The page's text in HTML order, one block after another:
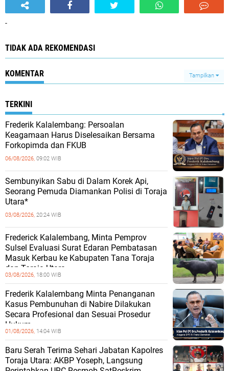
-
TIDAK ADA REKOMENDASI
KOMENTAR Tampilkan
TERKINI
Frederik Kalalembang: Persoalan
Keagamaan Harus Diselesaikan Bersama
Forkopimda dan FKUB
06/08/2026, 09:02 WIB
Sembunyikan Sabu di Dalam Korek Api,
Seorang Pemuda Diamankan Polisi di Toraja
Utara*
03/08/2026, 20:24 WIB
Frederick Kalalembang, Minta Pemprov
Sulsel Evaluasi Surat Edaran Pembatasan
Masuk Kerbau ke Kabupaten Tana Toraja
dan Toraja Utara
03/08/2026, 18:00 WIB
Frederik Kalalembang Minta Penanganan
Kasus Pembunuhan di Nabire Dilakukan
Secara Profesional dan Sesuai Prosedur
Hukum
01/08/2026, 14:04 WIB
Baru Serah Terima Sehari Jabatan Kapolres
Toraja Utara: AKBP Yoseph, Langsung